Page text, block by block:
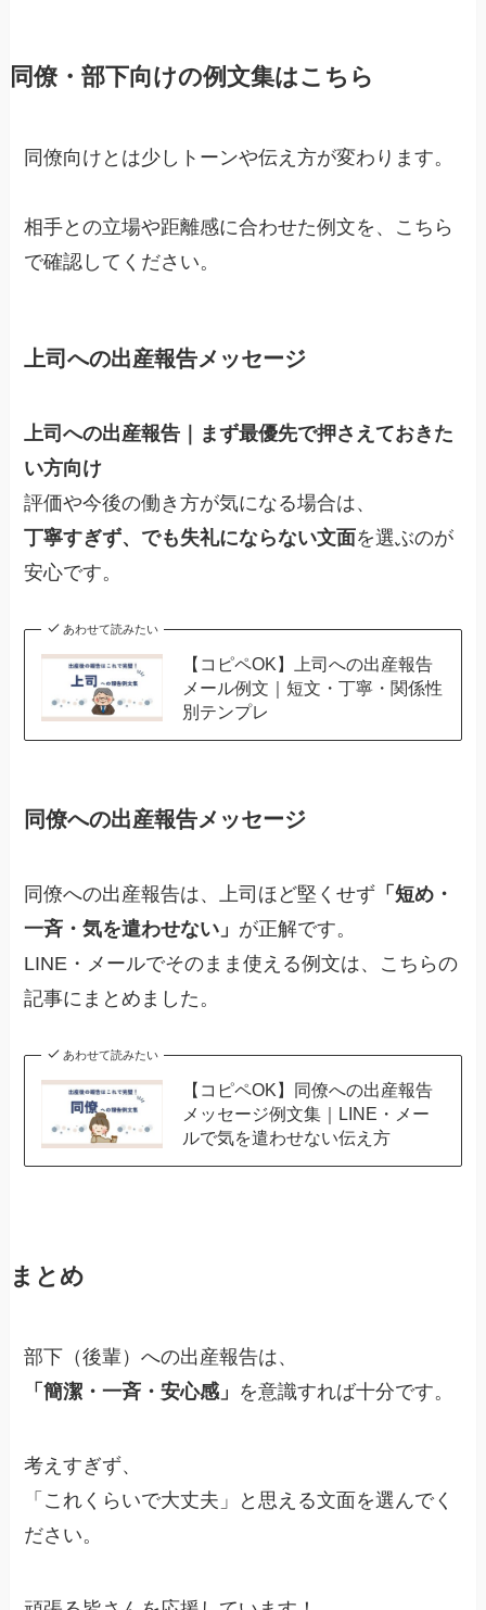
同僚・部下向けの例文集はこちら
同僚向けとは少しトーンや伝え方が変わります。
相手との立場や距離感に合わせた例文を、こちら
で確認してください。
上司への出産報告メッセージ
上司への出産報告｜まず最優先で押さえておきた
い方向け
評価や今後の働き方が気になる場合は、
丁寧すぎず、でも失礼にならない文面を選ぶのが
安心です。
あわせて読みたい
【コピペOK】上司への出産報告
メール例文｜短文・丁寧・関係性
別テンプレ
同僚への出産報告メッセージ
同僚への出産報告は、上司ほど堅くせず 「短め・
一斉・気を遣わせない」 が正解です。
LINE・メールでそのまま使える例文は、こちらの
記事にまとめました。
あわせて読みたい
【コピペOK】同僚への出産報告
メッセージ例文集｜LINE・メー
ルで気を遣わせない伝え方
まとめ
部下（後輩）への出産報告は、
「簡潔・一斉・安心感」 を意識すれば十分です。
考えすぎず、
「これくらいで大丈夫」と思える文面を選んでく
ださい。